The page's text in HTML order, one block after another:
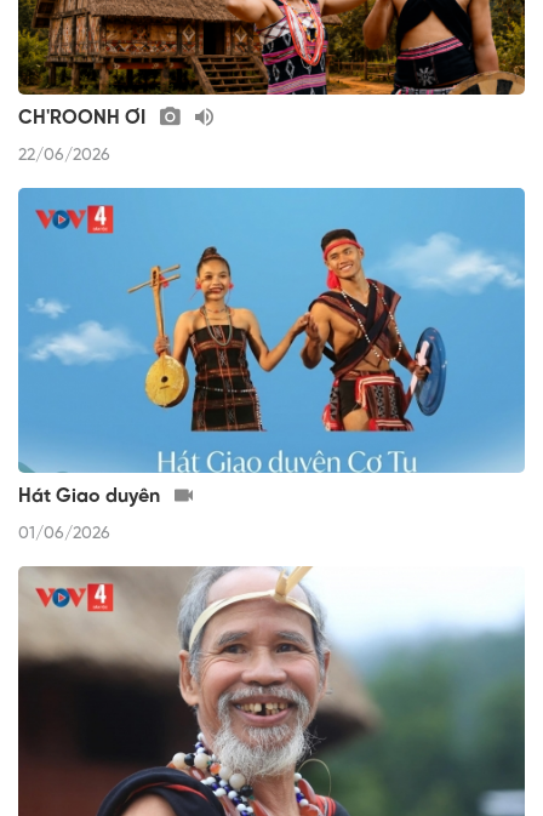
CH'ROONH ƠI
22/06/2026
Hát Giao duyên
01/06/2026